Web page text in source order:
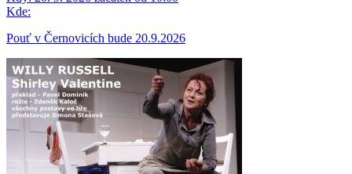
Kde:
Pouť v Černovicích bude 20.9.2026